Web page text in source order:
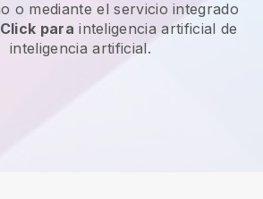
o mediante el servicio integrado
Click para inteligencia artificial de
inteligencia artificial.